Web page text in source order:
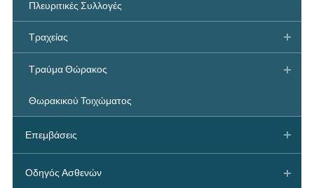
Πλευριτικές Συλλογές
Τραχείας
Τραύμα Θώρακος
Θωρακικού Τοιχώματος
Επεμβάσεις
Οδηγός Ασθενών